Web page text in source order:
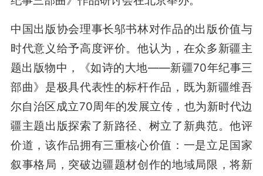
中国出版协会理事长邬书林对作品的出版价值与
时代意义给予高度评价。他认为，在众多新疆主
题出版物中，《如诗的大地——新疆70年纪事三
部曲》是极具代表性的标杆作品，既为新疆维吾
尔自治区成立70周年的发展立传，也为新时代边
疆主题出版探索了新路径、树立了新典范。他评
价道，该作品拥有三重核心价值：一是立足国家
叙事格局，突破边疆题材创作的地域局限，将新